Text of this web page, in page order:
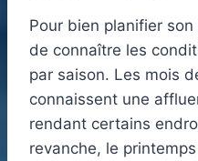
Pour bien planifier
de connaître les
par saison. Les mois
connaissent une
rendant certains
revanche, le